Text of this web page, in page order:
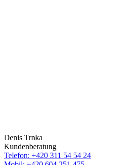
Denis Trnka
Kundenberatung
Telefon: +420 311 54 54 24